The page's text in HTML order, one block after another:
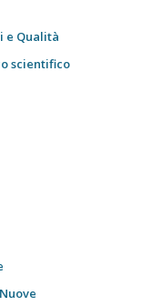
e Qualità
scientifico